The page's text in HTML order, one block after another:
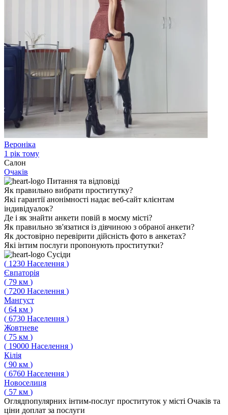
Вероніка
1 рік тому
Салон
Очаків
Питання та відповіді
Як правильно вибрати проститутку?
Які гарантії анонімності надає веб-сайт клієнтам
індивідуалок?
Де і як знайти анкети повій в моєму місті?
Як правильно зв'язатися із дівчиною з обраної анкети?
Як достовірно перевірити дійсність фото в анкетах?
Які інтим послуги пропонують проститутки?
Сусіди
( 1230 Населення )
Євпаторія
( 79 км )
( 7200 Населення )
Мангуст
( 64 км )
( 6730 Населення )
Жовтневе
( 75 км )
( 19000 Населення )
Кілія
( 90 км )
( 6760 Населення )
Новоселиця
( 57 км )
Оглядпопулярних інтим-послуг проституток у місті Очаків та
ціни доплат за послуги